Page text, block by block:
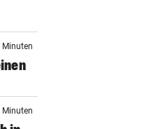
Minuten
Minuten